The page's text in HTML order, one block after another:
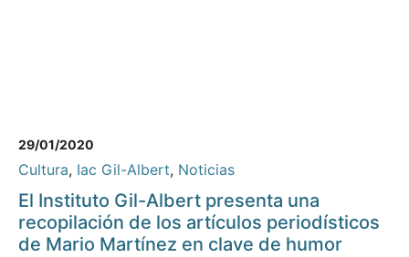
29/01/2020
Cultura, Iac Gil-Albert, Noticias
El Instituto Gil-Albert presenta una
recopilación de los artículos periodísticos
de Mario Martínez en clave de humor